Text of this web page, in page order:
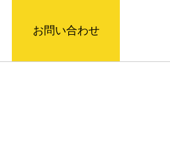
お問い合わせ